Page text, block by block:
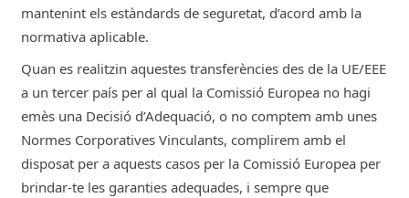
mantenint els estàndards de seguretat, d’acord amb la
normativa aplicable.
Quan es realitzin aquestes transferències des de la UE/EEE
a un tercer país per al qual la Comissió Europea no hagi
emès una Decisió d’Adequació, o no comptem amb unes
Normes Corporatives Vinculants, complirem amb el
disposat per a aquests casos per la Comissió Europea per
brindar-te les garanties adequades, i sempre que